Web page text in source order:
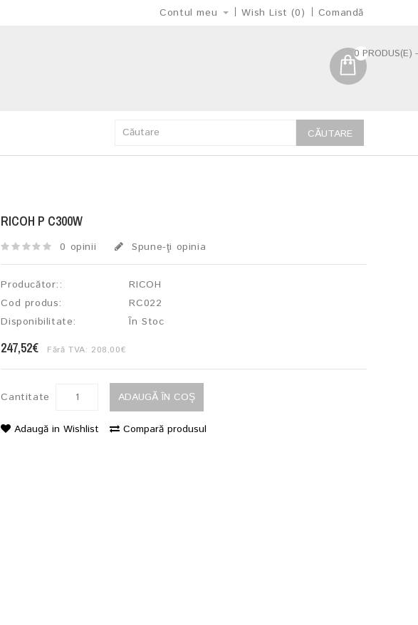
Contul meu Wish List (0) Comandă
0 PRODUS(E)
CĂUTARE
RICOH P C300W
0 opinii Spune-ţi opinia
Producător::
RICOH
Cod produs:
RC022
Disponibilitate:
În Stoc
247,52€ Fără TVA: 208,00€
Cantitate ADAUGĂ ÎN COŞ
Adaugă in Wishlist Compară produsul